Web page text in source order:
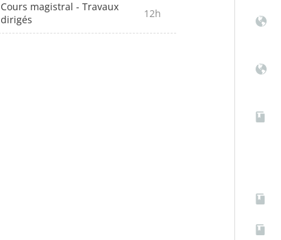
Cours magistral - Travaux
dirigés
12h